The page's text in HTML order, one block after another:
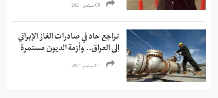
05 سبتمبر 2021
تراجع حاد في صادرات الغاز الإيراني
إلى العراق.. وأزمة الديون مستمرة
01 سبتمبر 2021